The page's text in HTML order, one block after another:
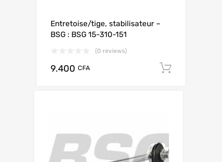
Entretoise/tige, stabilisateur –
BSG : BSG 15-310-151
(0 reviews)
9.400 CFA